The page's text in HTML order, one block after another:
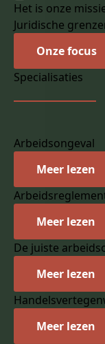
Het is onze
Juridische
Onze focus
Specialisaties
Arbeidsongeval
Meer lezen
Meer lezen
De juiste
Meer lezen
Meer lezen